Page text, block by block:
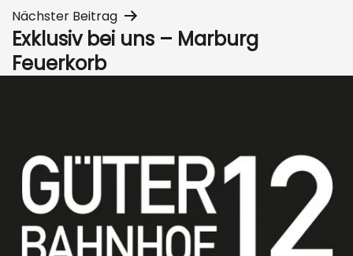
Nächster Beitrag
Exklusiv bei uns – Marburg
Feuerkorb